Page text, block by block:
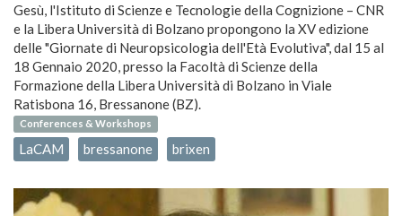
Gesù, l'Istituto di Scienze e Tecnologie della Cognizione – CNR
e la Libera Università di Bolzano propongono la XV edizione
delle "Giornate di Neuropsicologia dell'Età Evolutiva", dal 15 al
18 Gennaio 2020, presso la Facoltà di Scienze della
Formazione della Libera Università di Bolzano in Viale
Ratisbona 16, Bressanone (BZ).
Conferences & Workshops
LaCAM bressanone brixen